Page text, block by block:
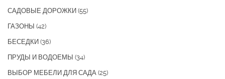
САДОВЫЕ ДОРОЖКИ (55)
ГАЗОНЫ (42)
БЕСЕДКИ (36)
ПРУДЫ И ВОДОЕМЫ (34)
ВЫБОР МЕБЕЛИ ДЛЯ САДА (25)